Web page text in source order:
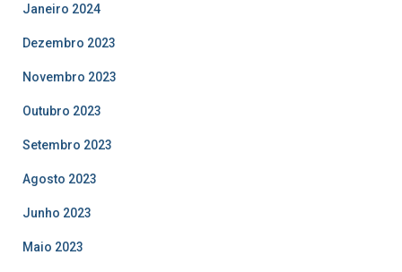
Janeiro 2024
Dezembro 2023
Novembro 2023
Outubro 2023
Setembro 2023
Agosto 2023
Junho 2023
Maio 2023